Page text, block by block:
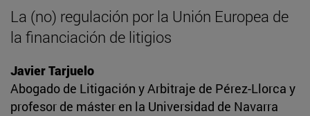
La (no) regulación por la Unión Europea de
la financiación de litigios
Javier Tarjuelo
Abogado de Litigación y Arbitraje de Pérez-Llorca y
profesor de máster en la Universidad de Navarra